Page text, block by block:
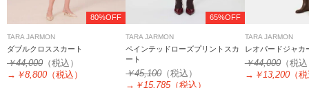
80%OFF
TARA JARMON
ダブルクロススカート
￥44,000 （税込）
→ ￥8,800 （税込）
65%OFF
TARA JARMON
ペインテッドローズプリントスカ
ート
￥45,100（税込）
→ ￥15,785（税込）
TARA JARMON
レオパードジャカ
￥44,000（税
→ ￥13,200（